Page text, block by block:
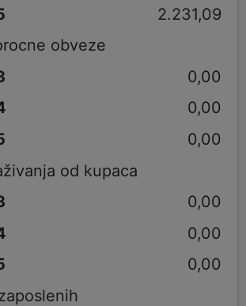
2.231,09
obveze
0,00
0,00
0,00
od kupaca
0,00
0,00
0,00